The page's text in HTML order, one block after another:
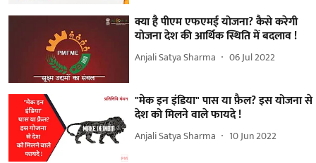
क्या है पीएम एफएमई योजना? कैसे करेगी
योजना देश की आर्थिक स्थिति में बदलाव !
Anjali Satya Sharma 06 Jul 2022
"मेक इन इंडिया" पास या फ़ैल? इस योजना से
देश को मिलने वाले फायदे !
Anjali Satya Sharma 10 Jun 2022